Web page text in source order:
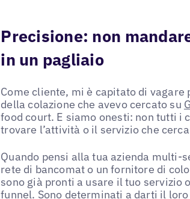
Precisione: non
in un pagliaio
Come cliente, mi è capitato di
della colazione che avevo cercato su
food court. E siamo onesti: non tutti
trovare l’attività o il servizio che
Quando pensi alla tua azienda multi-
rete di bancomat o un fornitore di
sono già pronti a usare il tuo servizio
funnel. Sono determinati a darti il